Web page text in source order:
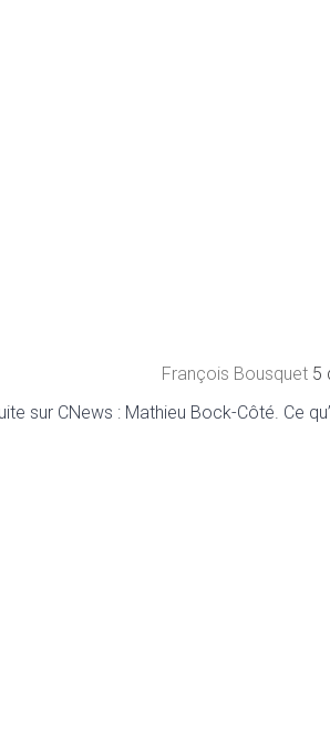
François Bousquet 5
sur CNews : Mathieu Bock-Côté. Ce